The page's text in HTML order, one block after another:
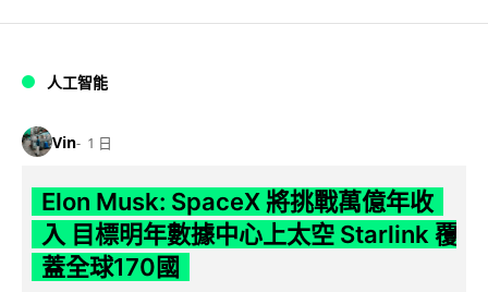
人工智能
Vin 1 日
Elon Musk: SpaceX 將挑戰萬億年收
入 目標明年數據中心上太空 Starlink 覆
蓋全球170國